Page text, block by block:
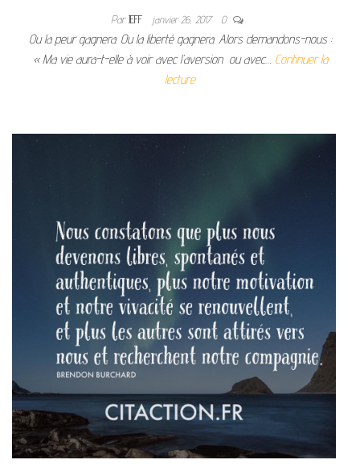
ParJEFF janvier 26, 2017 0
Ou la peur gagnera. Ou la liberté gagnera. Alors demandons-nous :
« Ma vie aura-t-elle à voir avec l’aversion ou avec… Continuer la
lecture